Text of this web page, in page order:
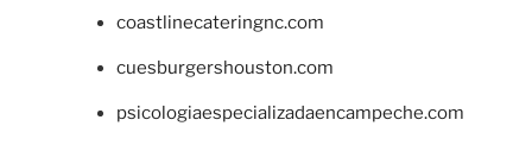
coastlinecateringnc.com
cuesburgershouston.com
psicologiaespecializadaencampeche.com